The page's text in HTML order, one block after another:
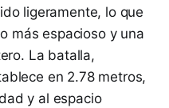
ligeramente, lo que
más espacioso y una
La batalla,
en 2.78 metros,
y al espacio